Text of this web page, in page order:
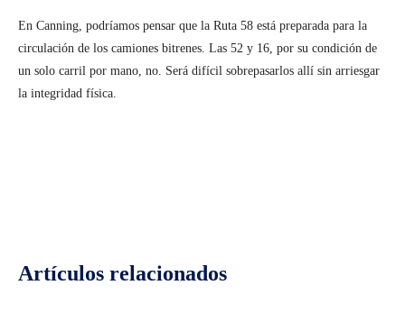
En Canning, podríamos pensar que la Ruta 58 está preparada para la
circulación de los camiones bitrenes. Las 52 y 16, por su condición de
un solo carril por mano, no. Será difícil sobrepasarlos allí sin arriesgar
la integridad física.
Artículos relacionados